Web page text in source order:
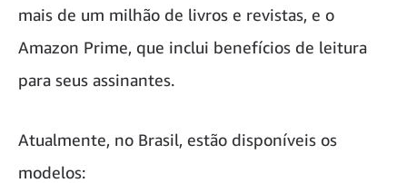
mais de um milhão de livros e revistas, e o
Amazon Prime, que inclui benefícios de leitura
para seus assinantes.
Atualmente, no Brasil, estão disponíveis os
modelos: